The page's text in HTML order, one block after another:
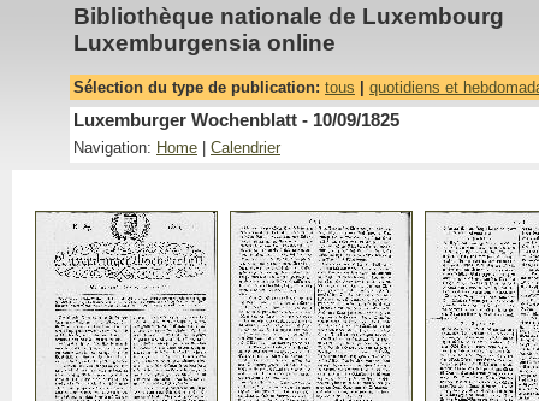
Bibliothèque nationale de Luxembourg
Luxemburgensia online
Sélection du type de publication: tous quotidiens et
Luxemburger Wochenblatt - 10/09/1825
Navigation: Home Calendrier